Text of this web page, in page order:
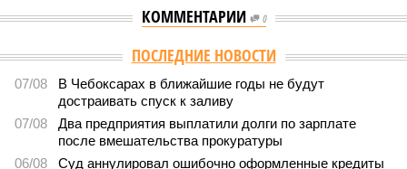
КОММЕНТАРИИ 0
ПОСЛЕДНИЕ НОВОСТИ
07/08
В Чебоксарах в ближайшие годы не будут
достраивать спуск к заливу
07/08
Два предприятия выплатили долги по зарплате
после вмешательства прокуратуры
06/08
Суд аннулировал ошибочно оформленные кредиты